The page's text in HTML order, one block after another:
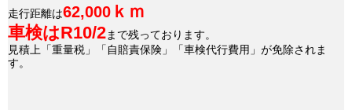
走行距離は62,000 ｋｍ
車検はR10/2まで残っております。
見積上「重量税」「自賠責保険」「車検代行費用」が免除されま
す。